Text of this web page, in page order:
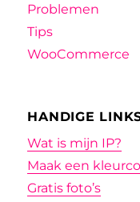
Problemen
Tips
WooCommerce
HANDIGE
Wat is mijn IP?
Maak een
Gratis foto’s